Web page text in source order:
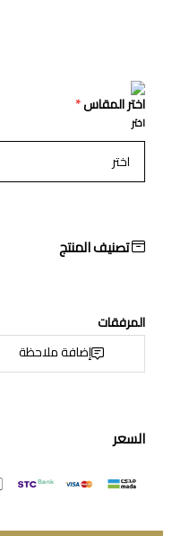
اختر المقاس*
اختر
تصنيف المنتج
المرفقات
إضافة ملاحظة
السعر